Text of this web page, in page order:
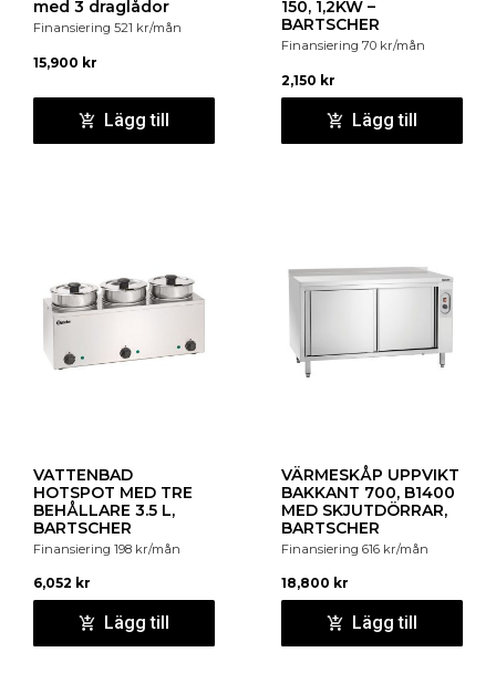
med 3 draglådor
Finansiering 521 kr/mån
15,900 kr
Lägg till
150, 1,2KW –
BARTSCHER
Finansiering 70 kr/mån
2,150 kr
Lägg till
VATTENBAD
HOTSPOT MED TRE
BEHÅLLARE 3.5 L,
BARTSCHER
Finansiering 198 kr/mån
6,052 kr
Lägg till
VÄRMESKÅP UPPVIKT
BAKKANT 700, B1400
MED SKJUTDÖRRAR,
BARTSCHER
Finansiering 616 kr/mån
18,800 kr
Lägg till